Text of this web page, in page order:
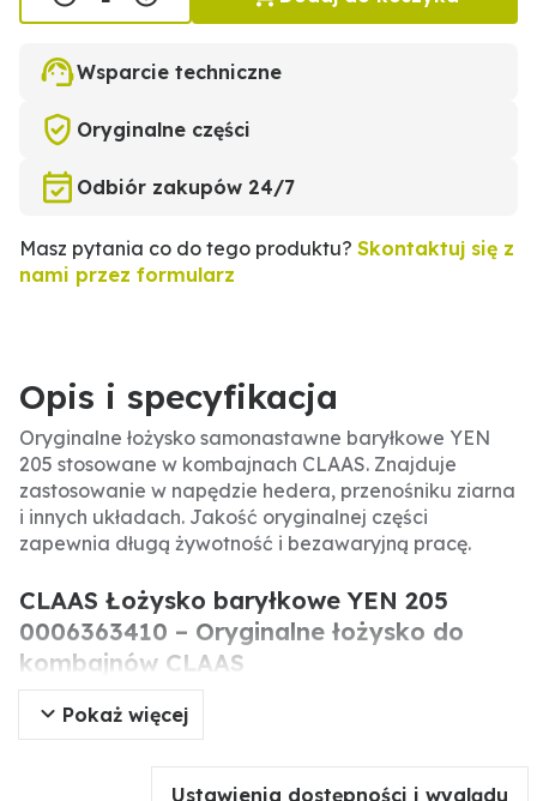
Wsparcie techniczne
Oryginalne części
Odbiór zakupów 24/7
Masz pytania co do tego produktu? Skontaktuj się z
nami przez formularz
Opis i specyfikacja
Oryginalne łożysko samonastawne baryłkowe YEN
205 stosowane w kombajnach CLAAS. Znajduje
zastosowanie w napędzie hedera, przenośniku ziarna
i innych układach. Jakość oryginalnej części
zapewnia długą żywotność i bezawaryjną pracę.
CLAAS Łożysko baryłkowe YEN 205
0006363410 – Oryginalne łożysko do
kombajnów CLAAS
Oryginalne łożysko samonastawne baryłkowe YEN
205 marki CLAAS to kluczowy element układów
napędowych w kombajnach. Stosowane między
Pokaż więcej
Ustawienia dostępności i wyglądu